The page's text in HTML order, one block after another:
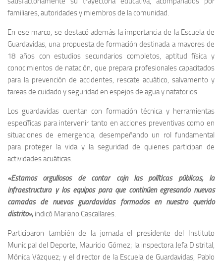
familiares, autoridades y miembros de la comunidad.
En ese marco, se destacó además la importancia de la Escuela de
Guardavidas, una propuesta de formación destinada a mayores de
18 años con estudios secundarios completos, aptitud física y
conocimientos de natación, que prepara profesionales capacitados
para la prevención de accidentes, rescate acuático, salvamento y
tareas de cuidado y seguridad en espejos de agua y natatorios.
Los guardavidas cuentan con formación técnica y herramientas
específicas para intervenir tanto en acciones preventivas como en
situaciones de emergencia, desempeñando un rol fundamental
para proteger la vida y la seguridad de quienes participan de
actividades acuáticas.
«Estamos orgullosos de contar cojn las políticas públicas, la
infraestructura y los equipos para que continúen egresando nuevas
camadas de nuevos guardavidas formados en nuestro querido
distrito», indicó Mariano Cascallares.
Participaron también de la jornada el presidente del Instituto
Municipal del Deporte, Mauricio Gómez; la inspectora Jefa Distrital,
Mónica Vázquez; y el director de la Escuela de Guardavidas, Pablo